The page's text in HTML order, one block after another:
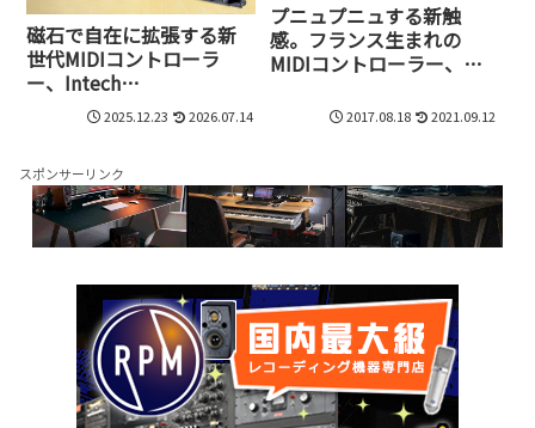
磁石で自在に拡張する新
世代MIDIコントローラ
ー、Intech
Studio「Grid」シリーズ
が日本上陸2025.12.23 2026.07.14
プニュプニュする新触
感。フランス生まれの
MIDIコントローラー、
持ちいい！2017.08.18 2021.09.12
スポンサーリンク